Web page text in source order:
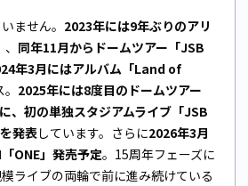
ません。 2023年には9年ぶりのアリ
、 同年11月からドームツアー「JSB
年3月にはアルバム「Land of
2025年には8度目のドームツアー
、初の単独スタジアムライブ「JSB
発表しています。さらに2026年3月
ONE」発売予定。15周年フェーズに
ライブの両輪で前に進み続けている